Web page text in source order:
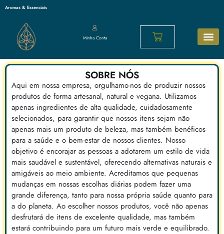
Aromas & Essenciais
Minha Conta
SOBRE NÓS
Aqui em nossa empresa, orgulhamo-nos de produzir nossos
produtos de forma artesanal, natural e vegana. Utilizamos
apenas ingredientes de alta qualidade, cuidadosamente
selecionados, para garantir que nossos itens sejam não
apenas mais um produto de beleza, mas também benéficos
para a saúde e o bem-estar de nossos clientes. Nosso
objetivo é encorajar as pessoas a adotarem um estilo de vida
mais saudável e sustentável, oferecendo alternativas naturais e
amigáveis ao meio ambiente. Acreditamos que pequenas
mudanças em nossas escolhas diárias podem fazer uma
grande diferença, tanto para nossa própria saúde quanto para
a do planeta. Ao escolher nossos produtos, você não apenas
desfrutará de itens de excelente qualidade, mas também
estará contribuindo para um futuro mais verde e equilibrado.